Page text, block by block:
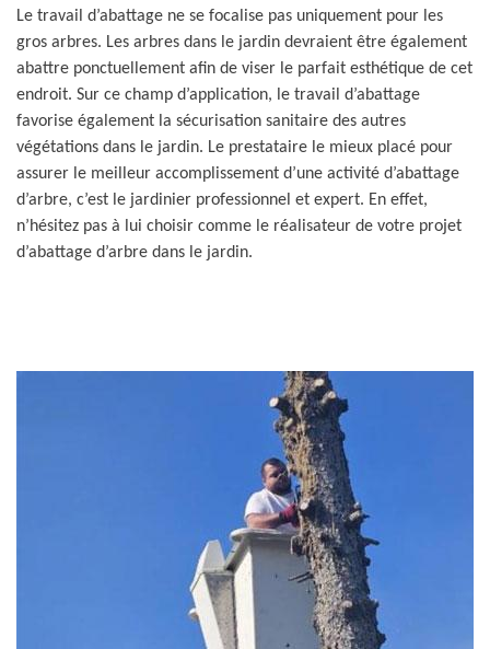
Le travail d’abattage ne se focalise pas uniquement pour les
gros arbres. Les arbres dans le jardin devraient être également
abattre ponctuellement afin de viser le parfait esthétique de cet
endroit. Sur ce champ d’application, le travail d’abattage
favorise également la sécurisation sanitaire des autres
végétations dans le jardin. Le prestataire le mieux placé pour
assurer le meilleur accomplissement d’une activité d’abattage
d’arbre, c’est le jardinier professionnel et expert. En effet,
n’hésitez pas à lui choisir comme le réalisateur de votre projet
d’abattage d’arbre dans le jardin.